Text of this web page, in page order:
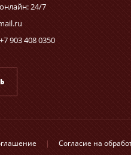
24/7
903 408 0350
| Согласие на